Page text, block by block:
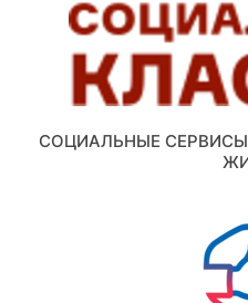
СОЦИАЛЬНЫЕ